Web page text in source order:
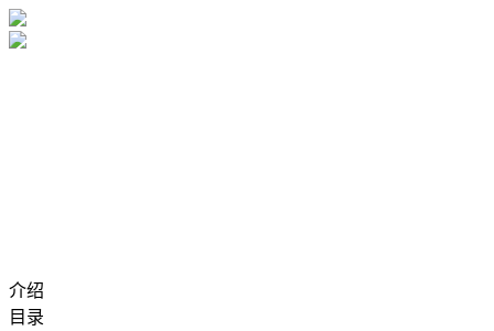
介绍
目录